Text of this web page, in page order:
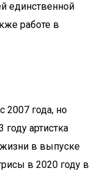
единственной
работе в
2007 года, но
году артистка
жизни в выпуске
в 2020 году в